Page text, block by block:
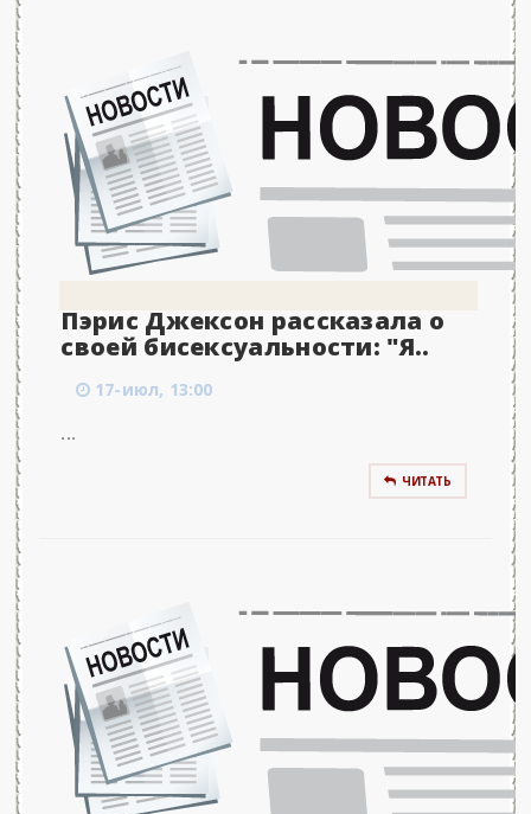
Пэрис Джексон рассказала о
своей бисексуальности: "Я..
17-июл, 13:00
...
ЧИТАТЬ